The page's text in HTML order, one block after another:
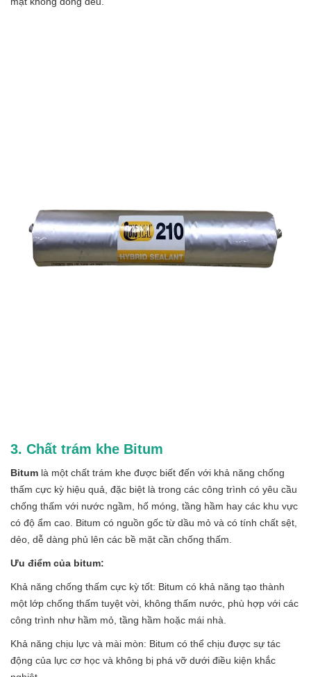
3. Chất trám khe Bitum
Bitum là một chất trám khe được biết đến với khả năng chống
thấm cực kỳ hiệu quả, đặc biệt là trong các công trình có yêu cầu
chống thấm với nước ngầm, hố móng, tầng hầm hay các khu vực
có độ ẩm cao. Bitum có nguồn gốc từ dầu mỏ và có tính chất sệt,
dẻo, dễ dàng phủ lên các bề mặt cần chống thấm.
Ưu điểm của bitum:
Khả năng chống thấm cực kỳ tốt: Bitum có khả năng tạo thành
một lớp chống thấm tuyệt vời, không thấm nước, phù hợp với các
công trình như hầm mỏ, tầng hầm hoặc mái nhà.
Khả năng chịu lực và mài mòn: Bitum có thể chịu được sự tác
động của lực cơ học và không bị phá vỡ dưới điều kiện khắc